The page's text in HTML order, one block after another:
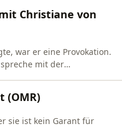
Werten, Rollenbildern und
Christiane von
war er eine Provokation.
mit der
(OMR)
sie ist kein Garant für